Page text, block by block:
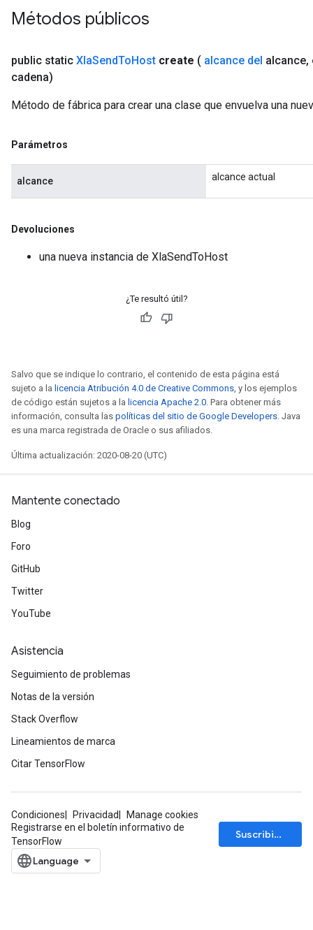
Métodos públicos
public static XlaSendToHost create ( alcance del alcance,
cadena)
Método de fábrica para crear una clase que envuelva una
Parámetros
alcance alcance actual
Devoluciones
una nueva instancia de XlaSendToHost
¿Te resultó útil?
Salvo que se indique lo contrario, el contenido de esta página está
sujeto a la licencia Atribución 4.0 de Creative Commons, y los ejemplos
de código están sujetos a la licencia Apache 2.0. Para obtener más
información, consulta las políticas del sitio de Google Developers. Java
es una marca registrada de Oracle o sus afiliados.
Última actualización: 2020-08-20 (UTC)
Mantente conectado
Blog
Foro
GitHub
Twitter
YouTube
Asistencia
Seguimiento de problemas
Notas de la versión
Stack Overflow
Lineamientos de marca
Citar TensorFlow
Condiciones Privacidad
Manage cookies
Registrarse en el boletín informativo de
TensorFlow
Suscribirse